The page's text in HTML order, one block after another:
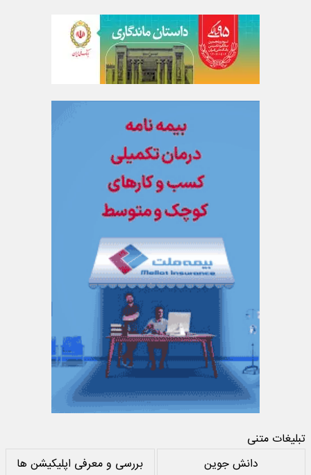
تبلیغات متنی
دانش جوین
بررسی و معرفی اپلیکیشن ها